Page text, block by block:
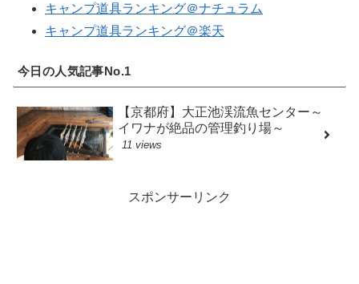
キャンプ道具ランキング＠ナチュラム
キャンプ道具ランキング＠楽天
今日の人気記事No.1
【京都府】大正池渓流魚センター～
イワナが絶品の管理釣り場～
11 views
スポンサーリンク